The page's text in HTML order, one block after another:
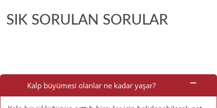
SIK SORULAN SORULAR
Sorulan
Sorular
Kalp büyümesi olanlar ne kadar yaşar?